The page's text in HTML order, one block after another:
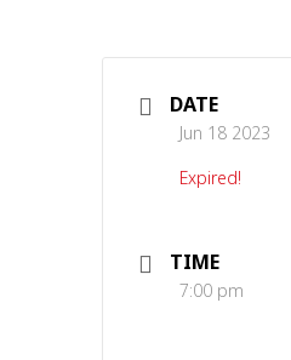
DATE
Jun 18 2023
Expired!
TIME
7:00 pm